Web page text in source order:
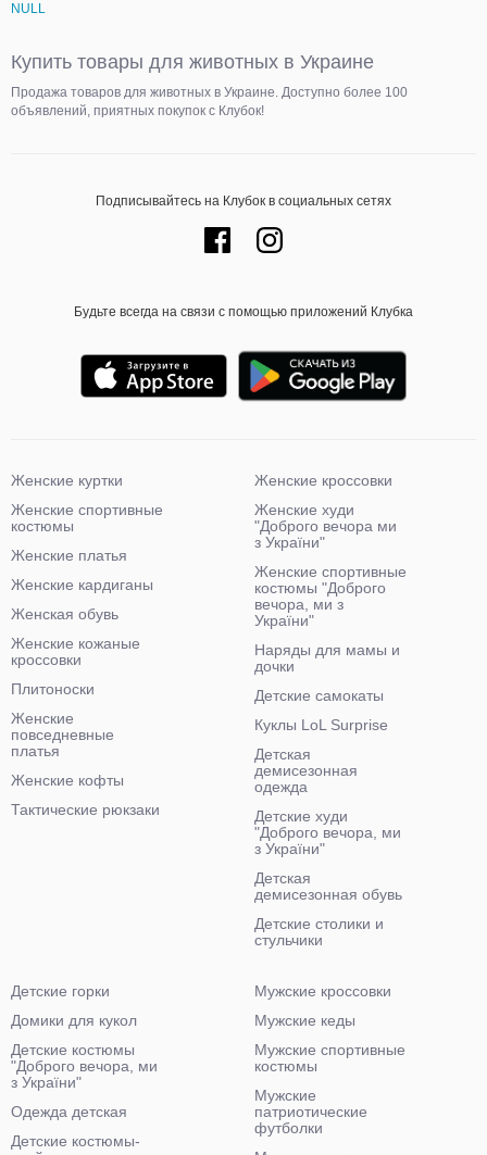
NULL
Купить товары для животных в Украине
Продажа товаров для животных в Украине. Доступно более 100
объявлений, приятных покупок с Клубок!
Подписывайтесь на Клубок в социальных сетях
Будьте всегда на связи с помощью приложений Клубка
Женские куртки
Женские спортивные
костюмы
Женские платья
Женские кардиганы
Женская обувь
Женские кожаные
кроссовки
Плитоноски
Женские
повседневные
платья
Женские кофты
Тактические рюкзаки
Женские кроссовки
Женские худи
"Доброго вечора ми
з України"
Женские спортивные
костюмы "Доброго
вечора, ми з
України"
Наряды для мамы и
дочки
Детские самокаты
Куклы LoL Surprise
Детская
демисезонная
одежда
Детские худи
"Доброго вечора, ми
з України"
Детская
демисезонная обувь
Детские столики и
стульчики
Детские горки
Домики для кукол
Детские костюмы
"Доброго вечора, ми
з України"
Одежда детская
Детские костюмы-
Мужские кроссовки
Мужские кеды
Мужские спортивные
костюмы
Мужские
патриотические
футболки